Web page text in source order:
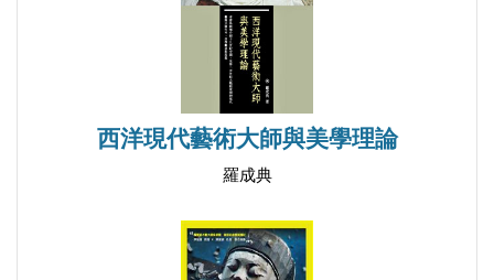
第一節 現成物是藝術品？
一、工具性與藝術性
二、「協助現成物」與「互惠現成物」
第二節 隨機掌握與無關心的選擇
第三節 觀念與視覺的矛盾
西洋現代藝術大師與美學理論
羅成典